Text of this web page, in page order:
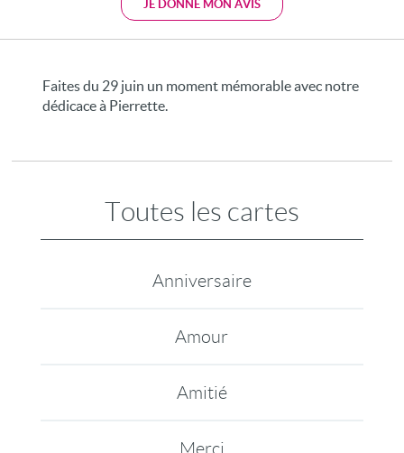
JE DONNE MON AVIS
Faites du 29 juin un moment mémorable avec notre
dédicace à Pierrette.
Toutes les cartes
Anniversaire
Amour
Amitié
Merci